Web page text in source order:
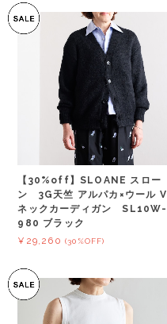
【30%off】SLOANE スロー
ン 3G天竺 アルパカ×ウール V
ネックカーディガン SL10W-
980 ブラック
¥29,260 (30%OFF)